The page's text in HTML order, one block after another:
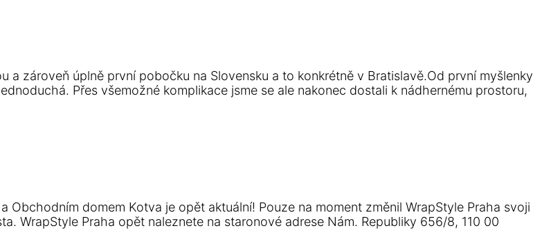
a zároveň úplně první pobočku na Slovensku a to konkrétně v Bratislavě.Od první myšlenky
Přes všemožné komplikace jsme se ale nakonec dostali k nádhernému prostoru,
Obchodním domem Kotva je opět aktuální! Pouze na moment změnil WrapStyle Praha svoji
WrapStyle Praha opět naleznete na staronové adrese Nám. Republiky 656/8, 110 00